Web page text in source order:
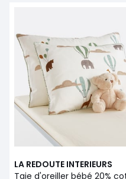
LA REDOUTE INTERIEURS